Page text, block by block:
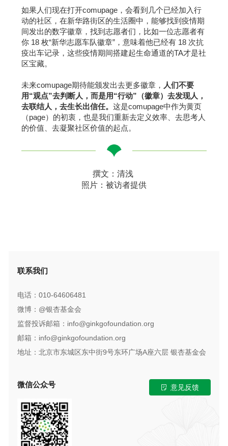
如果人们现在打开comupage，会看到几个已经加入行
动的社区，在新华路街区的生活圈中，能够找到疫情期
间发出的数字徽章，找到志愿者们，比如一位志愿者有
你 18 枚“新华志愿车队徽章”，意味着他已经有 18 次抗
疫出车记录，这些疫情期间搭建起生命通道的TA才是社
区宝藏。
未来comupage期待能颁发出去更多徽章， 人们不要
用“观点”去判断人，而是用“行动”（徽章）去发现人，
去联结人，去生长出信任。 这是comupage中作为黄页
（page）的初衷，也是我们重新去定义效率、去思考人
的价值、去凝聚社区价值的起点。
撰文：清浅
照片：被访者提供
联系我们
电话：010-64606481
微博：@银杏基金会
监督投诉邮箱：info@ginkgofoundation.org
邮箱：info@ginkgofoundation.org
地址：北京市东城区东中街9号东环广场A座六层 银杏基金会
微信公众号 意见反馈